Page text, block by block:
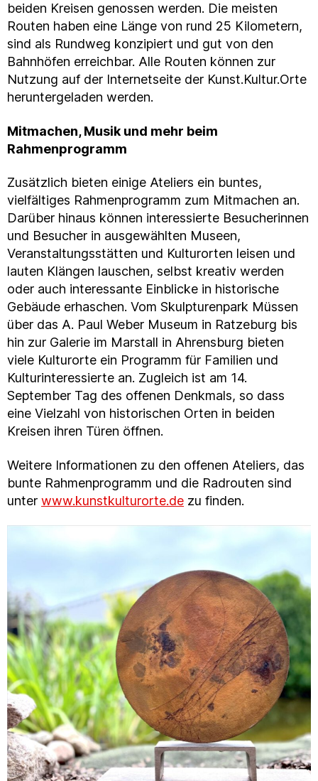
beiden Kreisen genossen werden. Die meisten
Routen haben eine Länge von rund 25 Kilometern,
sind als Rundweg konzipiert und gut von den
Bahnhöfen erreichbar. Alle Routen können zur
Nutzung auf der Internetseite der Kunst.Kultur.Orte
heruntergeladen werden.
Mitmachen, Musik und mehr beim
Rahmenprogramm
Zusätzlich bieten einige Ateliers ein buntes,
vielfältiges Rahmenprogramm zum Mitmachen an.
Darüber hinaus können interessierte Besucherinnen
und Besucher in ausgewählten Museen,
Veranstaltungsstätten und Kulturorten leisen und
lauten Klängen lauschen, selbst kreativ werden
oder auch interessante Einblicke in historische
Gebäude erhaschen. Vom Skulpturenpark Müssen
über das A. Paul Weber Museum in Ratzeburg bis
hin zur Galerie im Marstall in Ahrensburg bieten
viele Kulturorte ein Programm für Familien und
Kulturinteressierte an. Zugleich ist am 14.
September Tag des offenen Denkmals, so dass
eine Vielzahl von historischen Orten in beiden
Kreisen ihren Türen öffnen.
Weitere Informationen zu den offenen Ateliers, das
bunte Rahmenprogramm und die Radrouten sind
unter www.kunstkulturorte.de zu finden.